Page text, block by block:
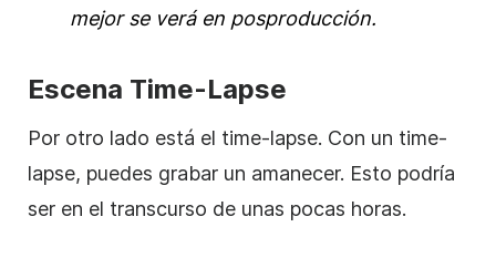
mejor se verá en posproducción.
Escena Time-Lapse
Por otro lado está el time-lapse. Con un time-
lapse, puedes grabar un amanecer. Esto podría
ser en el transcurso de unas pocas horas.